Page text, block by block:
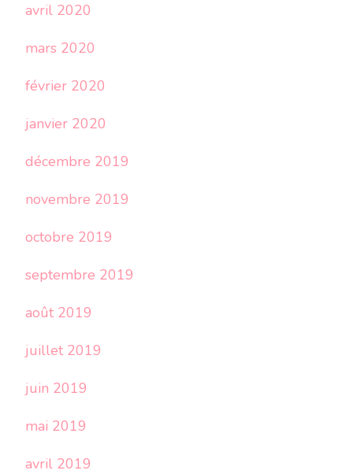
avril 2020
mars 2020
février 2020
janvier 2020
décembre 2019
novembre 2019
octobre 2019
septembre 2019
août 2019
juillet 2019
juin 2019
mai 2019
avril 2019